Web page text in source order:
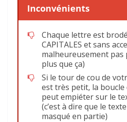
Inconvénients
Chaque lettre est
CAPITALES et sans
malheureusement
plus que ça)
Si le tour de cou de
est très petit, la boucle
peut empiéter sur le
(c’est à dire que le
masqué en partie)